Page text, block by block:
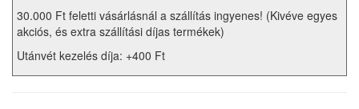
30.000 Ft feletti vásárlásnál a szállítás ingyenes! (Kivéve egyes
akciós, és extra szállítási díjas termékek)
Utánvét kezelés díja: +400 Ft